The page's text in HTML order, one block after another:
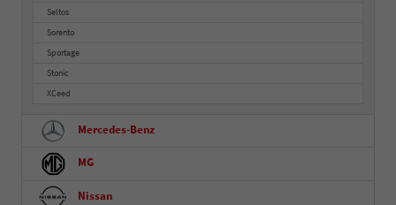
Seltos
Sorento
Sportage
Stonic
XCeed
Mercedes-Benz
MG
Nissan